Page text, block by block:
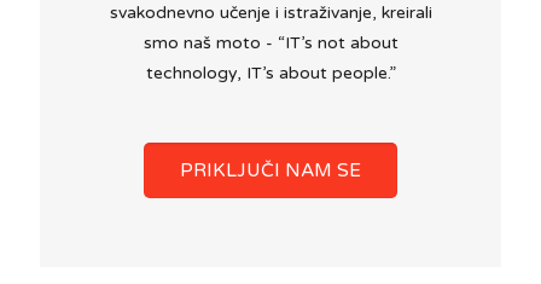
svakodnevno učenje i istraživanje, kreirali
smo naš moto - “IT’s not about
technology, IT’s about people.”
PRIKLJUČI NAM SE